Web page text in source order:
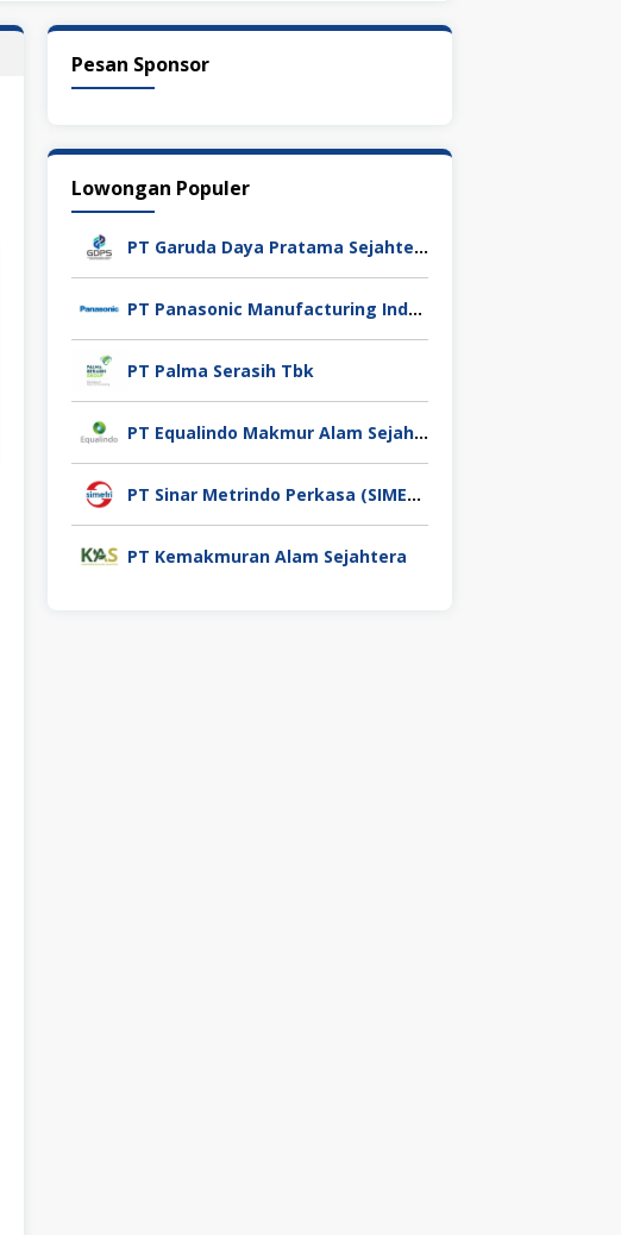
Pesan Sponsor
Lowongan Populer
PT Garuda Daya Pratama Sejahtera
PT Panasonic Manufacturing Indonesia
PT Palma Serasih Tbk
PT Equalindo Makmur Alam Sejahtera (Equalindo Group)
PT Sinar Metrindo Perkasa (SIMETRI)
PT Kemakmuran Alam Sejahtera